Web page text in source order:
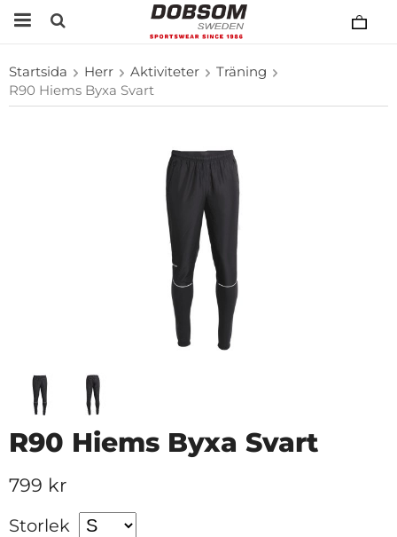
Startsida Herr Aktiviteter
Träning
R90 Hiems Byxa Svart
R90 Hiems Byxa Svart
799 kr
Storlek